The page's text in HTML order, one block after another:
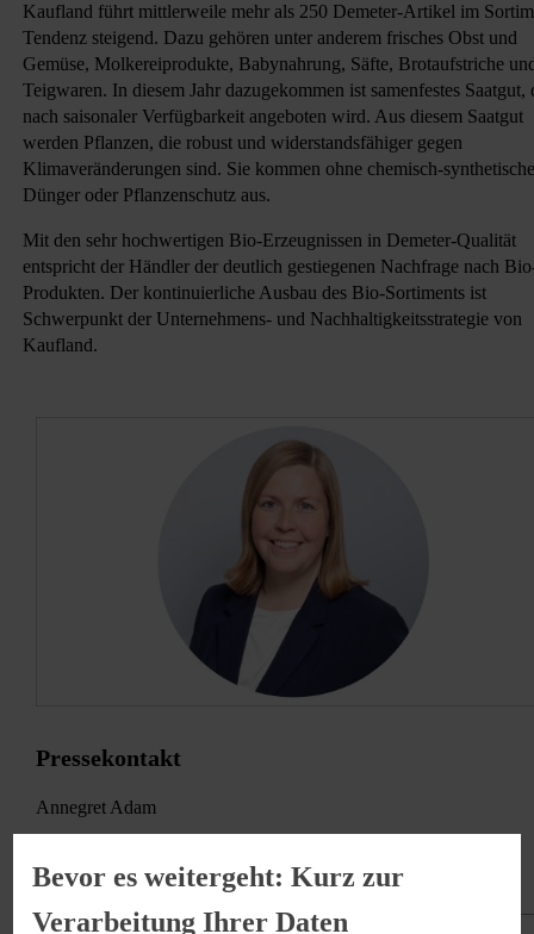
Kaufland führt mittlerweile mehr als 250 Demeter-Artikel im
Tendenz steigend. Dazu gehören unter anderem frisches Obst und
Gemüse, Molkereiprodukte, Babynahrung, Säfte, Brotaufstriche
Teigwaren. In diesem Jahr dazugekommen ist samenfestes Saatgut,
nach saisonaler Verfügbarkeit angeboten wird. Aus diesem Saatgut
werden Pflanzen, die robust und widerstandsfähiger gegen
Klimaveränderungen sind. Sie kommen ohne chemisch-synthetische
Dünger oder Pflanzenschutz aus.
Mit den sehr hochwertigen Bio-Erzeugnissen in Demeter-Qualität
entspricht der Händler der deutlich gestiegenen Nachfrage nach
Produkten. Der kontinuierliche Ausbau des Bio-Sortiments ist
Schwerpunkt der Unternehmens- und Nachhaltigkeitsstrategie von
Kaufland.
Pressekontakt
Annegret Adam
presse@kaufland.de
Bevor es weitergeht: Kurz zur
Verarbeitung Ihrer Daten